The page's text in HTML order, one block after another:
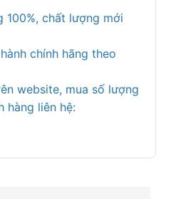
100%, chất lượng mới
chính hãng theo
website, mua số lượng
hàng liên hệ: